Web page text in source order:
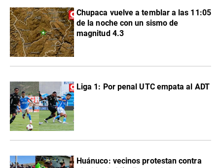
Chupaca vuelve a temblar a las 11:05
de la noche con un sismo de
magnitud 4.3
Liga 1: Por penal UTC empata al ADT
Huánuco: vecinos protestan contra